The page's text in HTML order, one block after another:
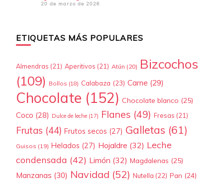
20 de marzo de 2026
ETIQUETAS MÁS POPULARES
Almendras (21) Aperitivos (21) Atún (20) Bizcochos
(109) Bollos (18) Calabaza (23) Carne (29)
Chocolate (152) Chocolate blanco (25)
Coco (28) Dulce de leche (17) Flanes (49) Fresas (21)
Frutas (44) Frutos secos (27) Galletas (61)
Guisos (19) Helados (27) Hojaldre (32) Leche
condensada (42) Limón (32) Magdalenas (25)
Manzanas (30) Navidad (52) Nutella (22) Pan (24)